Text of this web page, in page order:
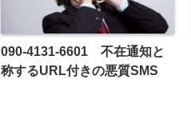
090-4131-6601 不在通知と
称するURL付きの悪質SMS